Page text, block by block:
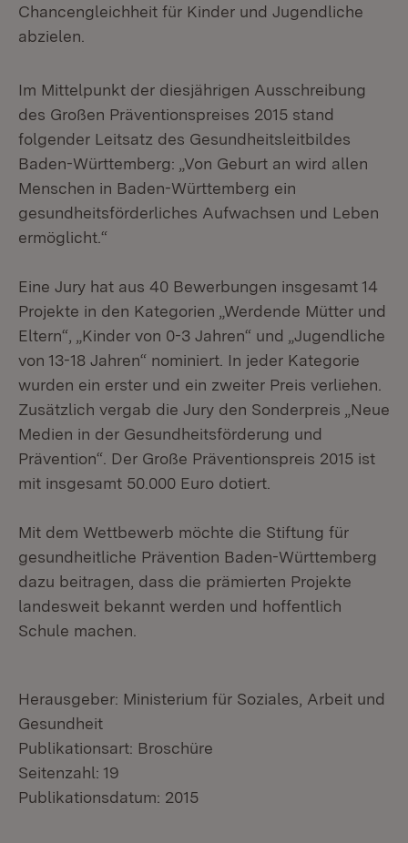
Chancengleichheit für Kinder und Jugendliche
abzielen.
Im Mittelpunkt der diesjährigen Ausschreibung
des Großen Präventionspreises 2015 stand
folgender Leitsatz des Gesundheitsleitbildes
Baden-Württemberg: „Von Geburt an wird allen
Menschen in Baden-Württemberg ein
gesundheitsförderliches Aufwachsen und Leben
ermöglicht.“
Eine Jury hat aus 40 Bewerbungen insgesamt 14
Projekte in den Kategorien „Werdende Mütter und
Eltern“, „Kinder von 0-3 Jahren“ und „Jugendliche
von 13-18 Jahren“ nominiert. In jeder Kategorie
wurden ein erster und ein zweiter Preis verliehen.
Zusätzlich vergab die Jury den Sonderpreis „Neue
Medien in der Gesundheitsförderung und
Prävention“. Der Große Präventionspreis 2015 ist
mit insgesamt 50.000 Euro dotiert.
Mit dem Wettbewerb möchte die Stiftung für
gesundheitliche Prävention Baden-Württemberg
dazu beitragen, dass die prämierten Projekte
landesweit bekannt werden und hoffentlich
Schule machen.
Herausgeber: Ministerium für Soziales, Arbeit und
Gesundheit
Publikationsart: Broschüre
Seitenzahl: 19
Publikationsdatum: 2015